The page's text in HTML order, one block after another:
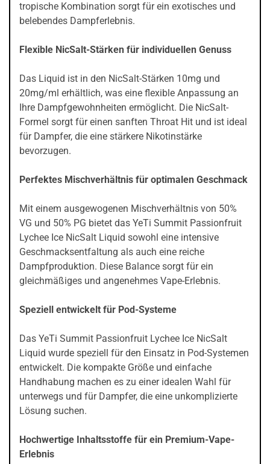
tropische Kombination sorgt für ein exotisches und
belebendes Dampferlebnis.
Flexible NicSalt-Stärken für individuellen Genuss
Das Liquid ist in den NicSalt-Stärken 10mg und
20mg/ml erhältlich, was eine flexible Anpassung an
Ihre Dampfgewohnheiten ermöglicht. Die NicSalt-
Formel sorgt für einen sanften Throat Hit und ist ideal
für Dampfer, die eine stärkere Nikotinstärke
bevorzugen.
Perfektes Mischverhältnis für optimalen Geschmack
Mit einem ausgewogenen Mischverhältnis von 50%
VG und 50% PG bietet das YeTi Summit Passionfruit
Lychee Ice NicSalt Liquid sowohl eine intensive
Geschmacksentfaltung als auch eine reiche
Dampfproduktion. Diese Balance sorgt für ein
gleichmäßiges und angenehmes Vape-Erlebnis.
Speziell entwickelt für Pod-Systeme
Das YeTi Summit Passionfruit Lychee Ice NicSalt
Liquid wurde speziell für den Einsatz in Pod-Systemen
entwickelt. Die kompakte Größe und einfache
Handhabung machen es zu einer idealen Wahl für
unterwegs und für Dampfer, die eine unkomplizierte
Lösung suchen.
Hochwertige Inhaltsstoffe für ein Premium-Vape-
Erlebnis